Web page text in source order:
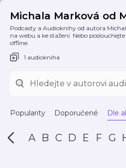
Michala Marková od
Podcasty a Audioknihy od autora
na webu a ke stažení. Nebo
offline.
1 audiokniha
Popularity Doporučené Dle
A B C D E F G